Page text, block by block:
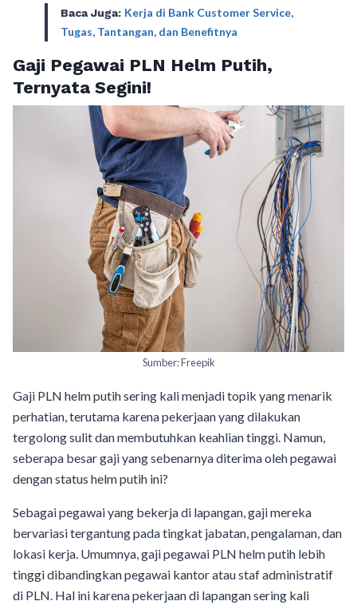
Baca Juga: Kerja di Bank Customer Service,
Tugas, Tantangan, dan Benefitnya
Gaji Pegawai PLN Helm Putih,
Ternyata Segini!
Sumber: Freepik
Gaji PLN helm putih sering kali menjadi topik yang menarik
perhatian, terutama karena pekerjaan yang dilakukan
tergolong sulit dan membutuhkan keahlian tinggi. Namun,
seberapa besar gaji yang sebenarnya diterima oleh pegawai
dengan status helm putih ini?
Sebagai pegawai yang bekerja di lapangan, gaji mereka
bervariasi tergantung pada tingkat jabatan, pengalaman, dan
lokasi kerja. Umumnya, gaji pegawai PLN helm putih lebih
tinggi dibandingkan pegawai kantor atau staf administratif
di PLN. Hal ini karena pekerjaan di lapangan sering kali